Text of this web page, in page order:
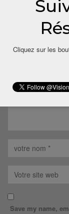
LAISSER UN
Save my name,
Cliquez sur les